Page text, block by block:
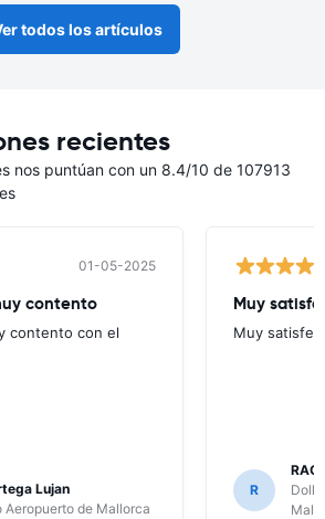
todos los artículos
recientes
nos puntúan con un 8.4/10 de 107913
01-05-2025
contento
contento con el
Lujan
Aeropuerto de Mallorca
Muy
Muy
R